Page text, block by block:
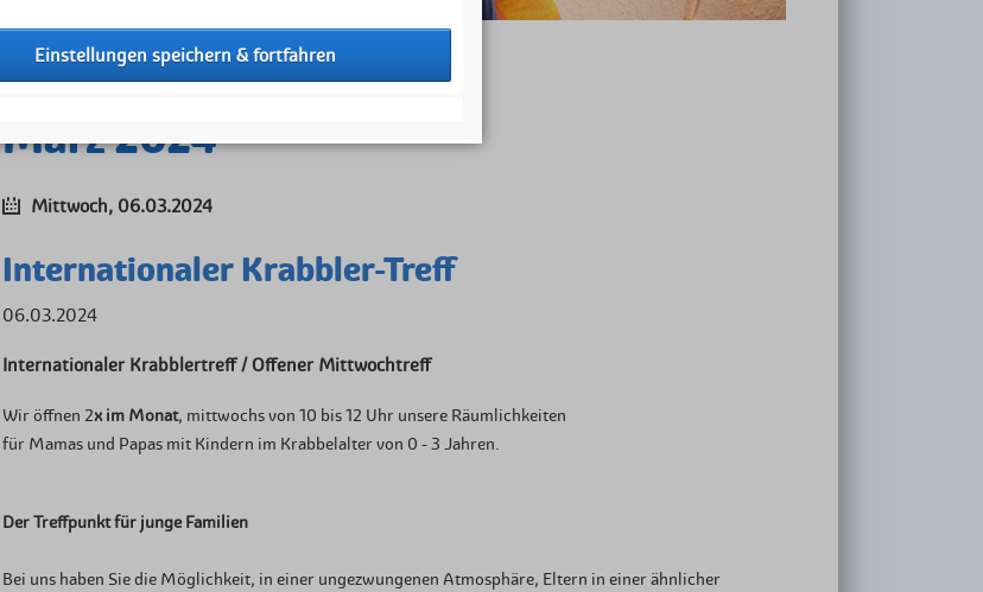
Anmeldung Willkommensbesuch
Kurse
Hilfe für Kinder in Not
Aktiv Helfen
März 2024
Mittwoch, 06.03.2024
Internationaler Krabbler-Treff
06.03.2024
Internationaler Krabblertreff / Offener Mittwochtreff
Wir öffnen 2x im Monat, mittwochs von 10 bis 12 Uhr unsere Räumlichkeiten
für Mamas und Papas mit Kindern im Krabbelalter von 0 - 3 Jahren.
Der Treffpunkt für junge Familien
Bei uns haben Sie die Möglichkeit, in einer ungezwungenen Atmosphäre, Eltern in einer ähnlicher